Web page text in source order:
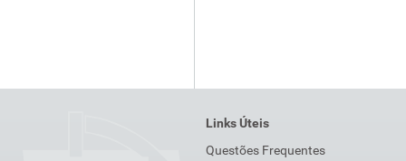
Links Úteis
Questões Frequentes